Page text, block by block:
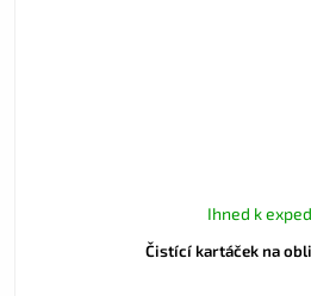
Čistící kartáček na
Ihned k